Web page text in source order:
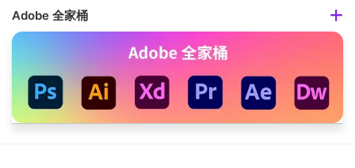
Adobe 全家桶